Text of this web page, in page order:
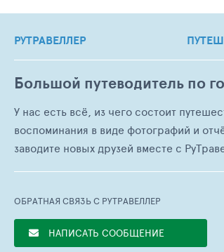
РУТРАВЕЛЛЕР
Большой путеводитель по
У нас есть всё, из чего состоит
воспоминания в виде фотографий и
заводите новых друзей вместе с
ОБРАТНАЯ СВЯЗЬ С РУТРАВЕЛЛЕР
НАПИСАТЬ СООБЩЕНИЕ